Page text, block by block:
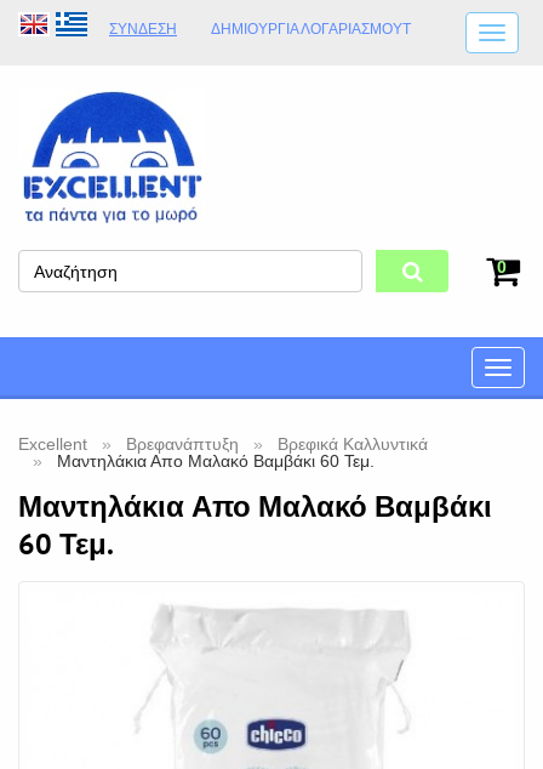
ΣΎΝΔΕΣΗ ΔΗΜΙΟΥΡΓΊΑ ΛΟΓΑΡΙΑΣΜΟΎT
ΩΡΆΡΙΟ ΚΑΤΑΣΤΉΜΑΤΟΣ
ΦΥΣΙΚΌ ΚΑΤΆΣΤΗΜΑ
0
Toggle
Excellent Βρεφανάπτυξη
Βρεφικά Καλλυντικά
Μαντηλάκια Απο Μαλακό Βαμβάκι 60 Τεμ.
Μαντηλάκια Απο Μαλακό Βαμβάκι
60 Τεμ.